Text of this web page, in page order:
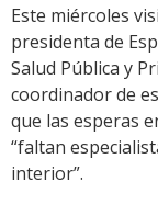
Este miércoles
presidenta de
Salud Pública y
coordinador de
que las esperas
“faltan
interior”.